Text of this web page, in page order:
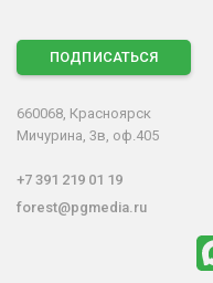
ПОДПИСАТЬСЯ
660068, Красноярск
Мичурина, 3в, оф.405
+7 391 219 01 19
forest@pgmedia.ru